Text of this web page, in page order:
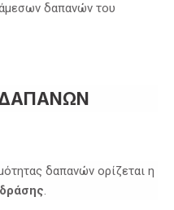
δαπανών του
ΔΑΠΑΝΩΝ
δαπανών ορίζεται η